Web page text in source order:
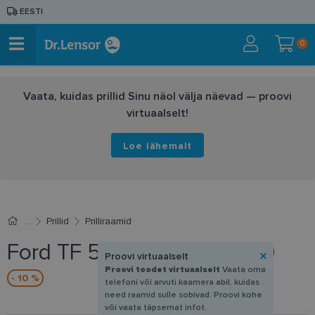
EESTI
0
Vaata, kuidas prillid Sinu näol välja näevad — proovi
virtuaalselt!
Loe lähemalt
Prillid Prilliraamid
Ford TF 5963-B 020 50-20
- 10 %
Proovi virtuaalselt
Proovi toodet virtuaalselt Vaata oma
telefoni või arvuti kaamera abil, kuidas
need raamid sulle sobivad. Proovi kohe
või vaata täpsemat infot.